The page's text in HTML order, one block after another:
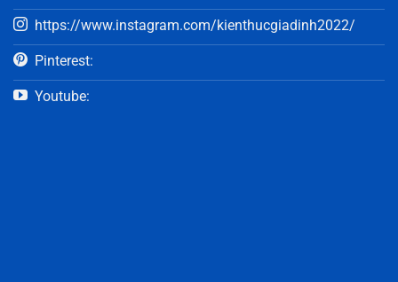
https://www.instagram.com/kienthucgiadinh2022/
Pinterest:
Youtube: